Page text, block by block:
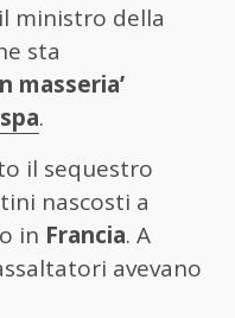
ministro della
sta
masseria’
.
il sequestro
nascosti a
in Francia. A
avevano